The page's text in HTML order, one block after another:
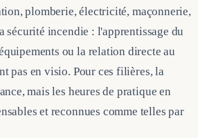
plomberie, électricité, maçonnerie,
sécurité incendie : l'apprentissage du
ou la relation directe au
pas en visio. Pour ces filières, la
mais les heures de pratique en
et reconnues comme telles par